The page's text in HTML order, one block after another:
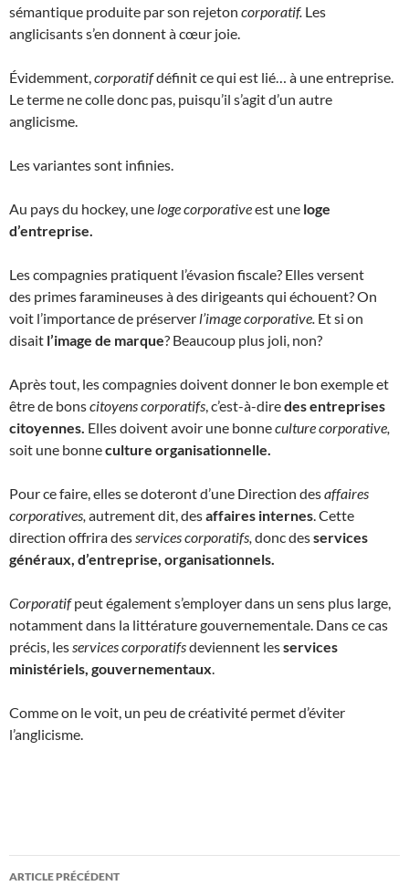
sémantique produite par son rejeton corporatif. Les
anglicisants s’en donnent à cœur joie.
Évidemment,corporatifdéfinit ce qui est lié… à une entreprise.
Le terme ne colle donc pas, puisqu’il s’agit d’un autre
anglicisme.
Les variantes sont infinies.
Au pays du hockey, une loge corporativeest une loge
d’entreprise.
Les compagnies pratiquent l’évasion fiscale? Elles versent
des primes faramineuses à des dirigeants qui échouent? On
voit l’importance de préserver l’image corporative. Et si on
disait l’image de marque? Beaucoup plus joli, non?
Après tout, les compagnies doivent donner le bon exemple et
être de bonscitoyens corporatifs, c’est-à-diredes entreprises
citoyennes. Elles doivent avoir une bonneculture corporative,
soit une bonneculture organisationnelle.
Pour ce faire, elles se doteront d’une Direction desaffaires
corporatives, autrement dit, desaffaires internes. Cette
direction offrira desservices corporatifs, donc desservices
généraux, d’entreprise, organisationnels.
Corporatifpeut également s’employer dans un sens plus large,
notamment dans la littérature gouvernementale. Dans ce cas
précis, lesservices corporatifsdeviennent lesservices
ministériels, gouvernementaux.
Comme on le voit, un peu de créativité permet d’éviter
l’anglicisme.
Navigation
ARTICLE PRÉCÉDENT